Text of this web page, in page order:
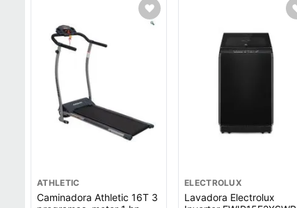
ATHLETIC
Caminadora Athletic 16T 3
ELECTROLUX
Lavadora Electrolux